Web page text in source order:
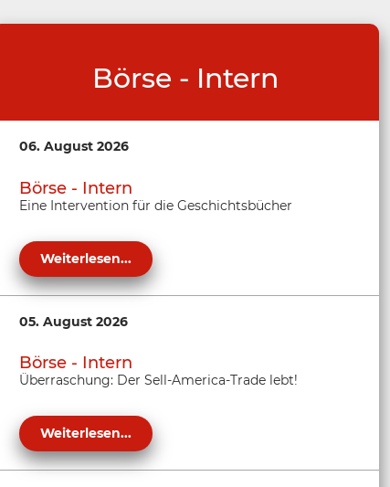
Börse - Intern
06. August 2026
Börse - Intern
Eine Intervention für die Geschichtsbücher
Weiterlesen...
05. August 2026
Börse - Intern
Überraschung: Der Sell-America-Trade lebt!
Weiterlesen...